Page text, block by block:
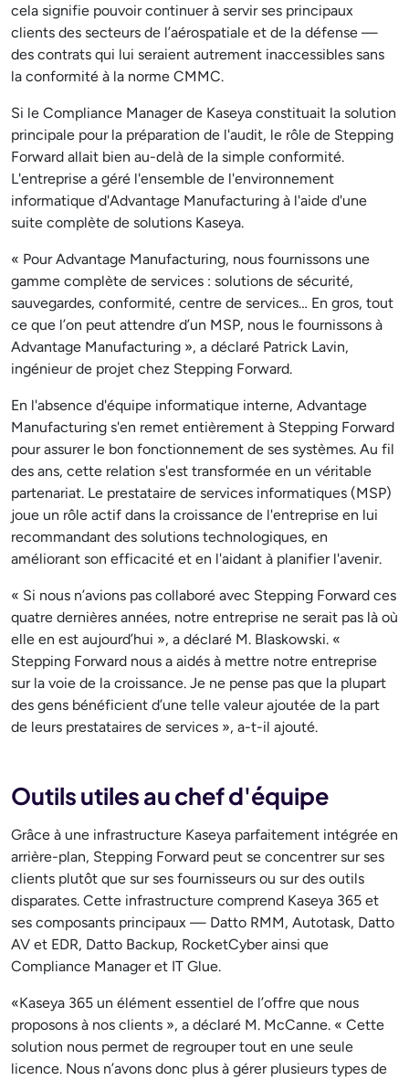
cela signifie pouvoir continuer à servir ses principaux
clients des secteurs de l’aérospatiale et de la défense —
des contrats qui lui seraient autrement inaccessibles sans
la conformité à la norme CMMC.
Si le Compliance Manager de Kaseya constituait la solution
principale pour la préparation de l'audit, le rôle de Stepping
Forward allait bien au-delà de la simple conformité.
L'entreprise a géré l'ensemble de l'environnement
informatique d'Advantage Manufacturing à l'aide d'une
suite complète de solutions Kaseya.
« Pour Advantage Manufacturing, nous fournissons une
gamme complète de services : solutions de sécurité,
sauvegardes, conformité, centre de services… En gros, tout
ce que l’on peut attendre d’un MSP, nous le fournissons à
Advantage Manufacturing », a déclaré Patrick Lavin,
ingénieur de projet chez Stepping Forward.
En l'absence d'équipe informatique interne, Advantage
Manufacturing s'en remet entièrement à Stepping Forward
pour assurer le bon fonctionnement de ses systèmes. Au fil
des ans, cette relation s'est transformée en un véritable
partenariat. Le prestataire de services informatiques (MSP)
joue un rôle actif dans la croissance de l'entreprise en lui
recommandant des solutions technologiques, en
améliorant son efficacité et en l'aidant à planifier l'avenir.
« Si nous n’avions pas collaboré avec Stepping Forward ces
quatre dernières années, notre entreprise ne serait pas là où
elle en est aujourd’hui », a déclaré M. Blaskowski. «
Stepping Forward nous a aidés à mettre notre entreprise
sur la voie de la croissance. Je ne pense pas que la plupart
des gens bénéficient d’une telle valeur ajoutée de la part
de leurs prestataires de services », a-t-il ajouté.
Outils utiles au chef d'équipe
Grâce à une infrastructure Kaseya parfaitement intégrée en
arrière-plan, Stepping Forward peut se concentrer sur ses
clients plutôt que sur ses fournisseurs ou sur des outils
disparates. Cette infrastructure comprend Kaseya 365 et
ses composants principaux — Datto RMM, Autotask, Datto
AV et EDR, Datto Backup, RocketCyber ainsi que
Compliance Manager et IT Glue.
«Kaseya 365 un élément essentiel de l’offre que nous
proposons à nos clients », a déclaré M. McCanne. « Cette
solution nous permet de regrouper tout en une seule
licence. Nous n’avons donc plus à gérer plusieurs types de